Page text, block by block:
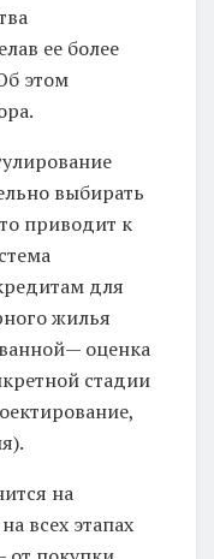
ее более
этом
выбирать
приводит к
для
жилья
оценка
стадии
на
всех этапах